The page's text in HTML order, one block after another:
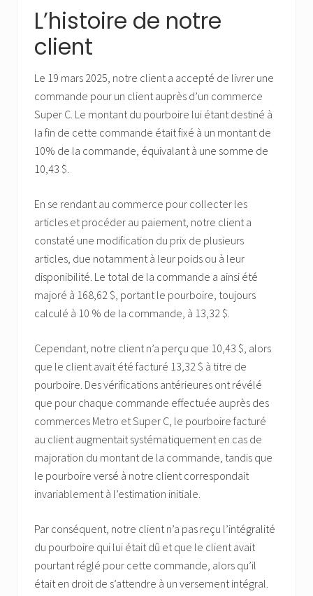
L’histoire de notre
client
Le 19 mars 2025, notre client a accepté de livrer une
commande pour un client auprès d’un commerce
Super C. Le montant du pourboire lui étant destiné à
la fin de cette commande était fixé à un montant de
10% de la commande, équivalant à une somme de
10,43 $.
En se rendant au commerce pour collecter les
articles et procéder au paiement, notre client a
constaté une modification du prix de plusieurs
articles, due notamment à leur poids ou à leur
disponibilité. Le total de la commande a ainsi été
majoré à 168,62 $, portant le pourboire, toujours
calculé à 10 % de la commande, à 13,32 $.
Cependant, notre client n’a perçu que 10,43 $, alors
que le client avait été facturé 13,32 $ à titre de
pourboire. Des vérifications antérieures ont révélé
que pour chaque commande effectuée auprès des
commerces Metro et Super C, le pourboire facturé
au client augmentait systématiquement en cas de
majoration du montant de la commande, tandis que
le pourboire versé à notre client correspondait
invariablement à l’estimation initiale.
Par conséquent, notre client n’a pas reçu l’intégralité
du pourboire qui lui était dû et que le client avait
pourtant réglé pour cette commande, alors qu’il
était en droit de s’attendre à un versement intégral.